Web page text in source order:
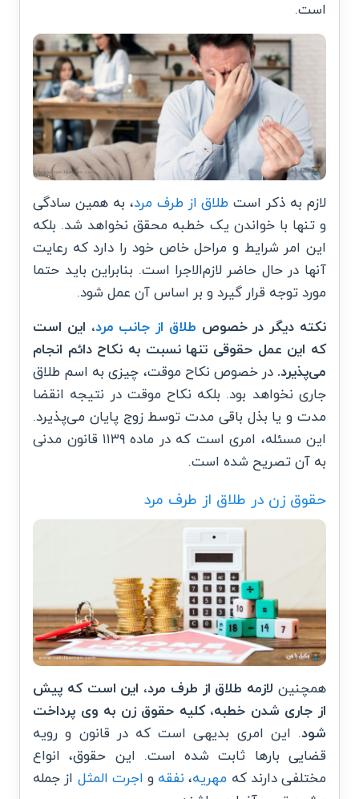
است.
لازم به ذکر است طلاق از طرف مرد، به همین سادگی
و تنها با خواندن یک خطبه محقق نخواهد شد. بلکه
این امر شرایط و مراحل خاص خود را دارد که رعایت
آنها در حال حاضر لازم‌الاجرا است. بنابراین باید حتما
مورد توجه قرار گیرد و بر اساس آن عمل شود.
نکته دیگر در خصوص طلاق از جانب مرد، این است
که این عمل حقوقی تنها نسبت به نکاح دائم انجام
می‌پذیرد. در خصوص نکاح موقت، چیزی به اسم طلاق
جاری نخواهد بود. بلکه نکاح موقت در نتیجه انقضا
مدت و یا بذل باقی مدت توسط زوج پایان می‌پذیرد.
این مسئله، امری است که در ماده ۱۱۳۹ قانون مدنی
به آن تصریح شده است.
حقوق زن در طلاق از طرف مرد
همچنین لازمه طلاق از طرف مرد، این است که پیش
از جاری شدن خطبه، کلیه حقوق زن به وی پرداخت
شود. این امری بدیهی است که در قانون و رویه
قضایی بارها ثابت شده است. این حقوق، انواع
مختلفی دارند که مهریه، نفقه و اجرت المثل از جمله